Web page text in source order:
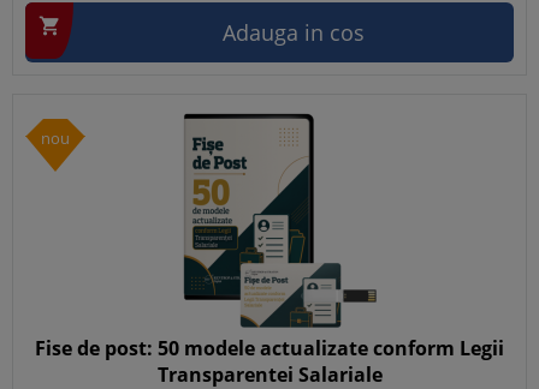
 Adauga in cos
nou
Fise de post: 50 modele actualizate conform Legii
Transparentei Salariale